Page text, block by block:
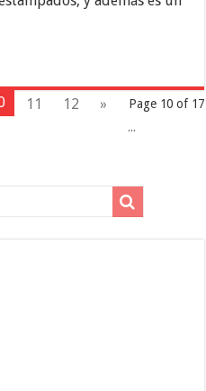
Page 10 of 17
11 12
»
...